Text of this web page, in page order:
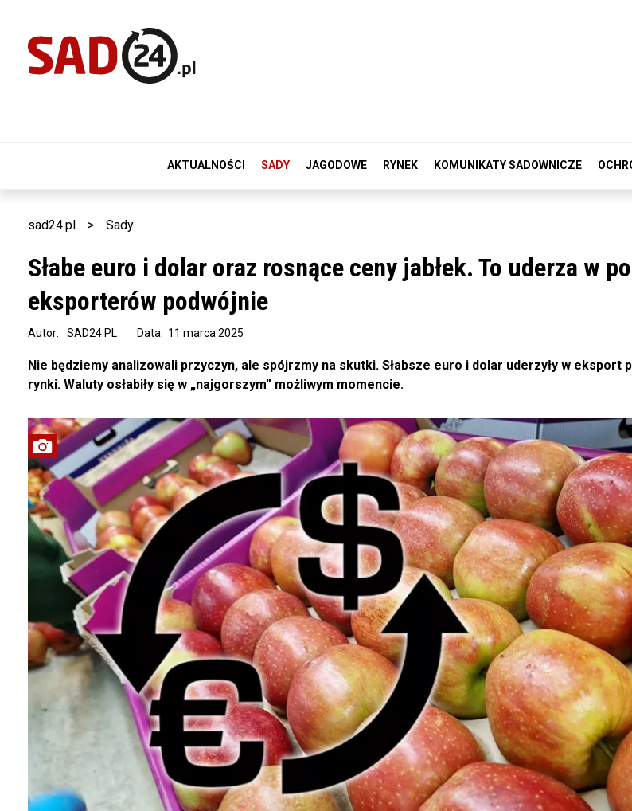
AKTUALNOŚCI SADY JAGODOWE RYNEK KOMUNIKATY SADOWNICZE
sad24.pl > Sady
Słabe euro i dolar oraz rosnące ceny jabłek. To uderza w
eksporterów podwójnie
Data: 11 marca 2025
Autor: SAD24.PL
Nie będziemy analizowali przyczyn, ale spójrzmy na skutki. Słabsze euro i dolar uderzyły w eksport
rynki. Waluty osłabiły się w „najgorszym” możliwym momencie.